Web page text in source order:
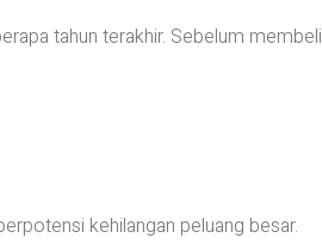
tahun terakhir. Sebelum membeli
kehilangan peluang besar.